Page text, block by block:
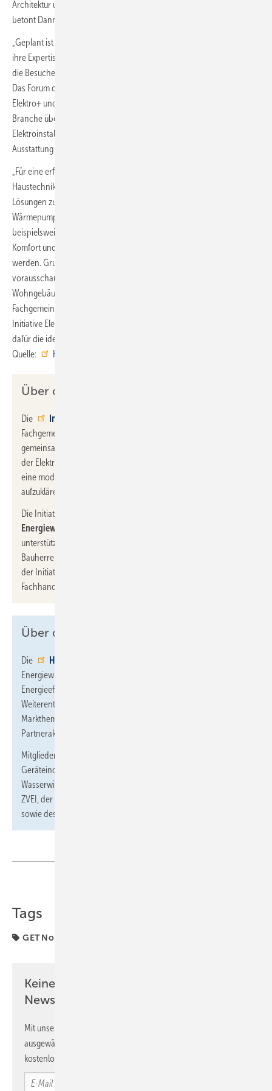
Architektur und Wohnungswirtschaft, einen weiteren Mehrwert,“
betont Danny Enwerem, Director GET Nord.
„Geplant ist es, Experten und Redner zu gewinnen, die ihr Wissen und
ihre Expertise rund um moderne Elektroinstallationen teilen und für
die Besuchenden kompetente Ansprechpartner in Fachfragen sind.“
Das Forum dient als Plattform, auf der die HEA sowie die Initiative
Elektro+ und ihre Partner ihr Know-how präsentieren, um die
Branche über moderne, energieeffiziente und sichere
Elektroinstallationen zu informieren und eine zukunftssichere
Ausstattung zu fördern.
„Für eine erfolgreiche Energiewende wird es immer wichtiger, bei der
Haustechnik auf ressourcenschonende und energieeffiziente
Lösungen zu setzen. Photovoltaikanlagen, Stromspeicher,
Wärmepumpen und Elektromobilität sowie ihre smarte Vernetzung
beispielsweise sind dabei wichtige Bausteine. Aber auch Sicherheit,
Komfort und Behaglichkeit für die Bewohner müssen beachtet
werden. Grundlage dafür ist eine sachgerechte und gleichermaßen
vorausschauende Planung von elektrischen Anlagen in
Wohngebäuden“, betont Dr. Jan Witt, Geschäftsführer der HEA-
Fachgemeinschaft. „Aufklärungsarbeit darüber zu leisten, hat sich die
Initiative Elektro+ auf die Fahnen geschrieben und die GET Nord ist
dafür die ideale Plattform“. ■
Quelle:
Hamburg Messe
Über die Initiative Elektro+
Die Initiative Elektro+
Fachgemeinschaft für effiziente Energieanwendung e.V.
gemeinsam mit führenden Markenherstellern und Verbänden
der Elektrobranche gegründet. Ziel der Gemeinschaft ist es, über
eine moderne, energieeffiziente und sichere Elektroinstallation
aufzuklären.
Die Initiative ist
Energiewirtschaft und der Wohnungswirtschaft
unterstützt auch Institutionen der Verbraucher- und
Bauherrenberatung mit fachlicher Expertise. Die Fachkompetenz
der Initiative Elektro+ spricht Bauherren, Modernisierer,
Fachhandwerk, Architekten und Planer gleichermaßen an.
Über die HEA
Die HEA-Fachgemeinschaft
Energiewirtschaft ist aktiv im Sinne von Kundenbindung und
Energieeffizienz. Im Vordergrund steht die Förderung und
Weiterentwicklung neuer Technologien, der Abbau von
Markthemmnissen sowie die Entwicklung kundennaher
Partneraktionen.
Mitglieder sind Energieversorger, Unternehmen der
Geräteindustrie, die Spitzenverbände der Energie- und
Wasserwirtschaft BDEW, der Elektro- und Elektronikindustrie
ZVEI, der Elektro- und Sanitärfachhandwerke ZVEH und ZVSHK
sowie des Fachgroßhandels VEG und DGH.
Tags
GET Nord
Keine Zeit? Kein Problem mit dem SBZ
Newsletter!
Mit unserem Newsletter erhalten Sie regelmäßig von uns
ausgewählte Informationen und Neuigkeiten, gebündelt und
kostenlos direkt ins Postfach.